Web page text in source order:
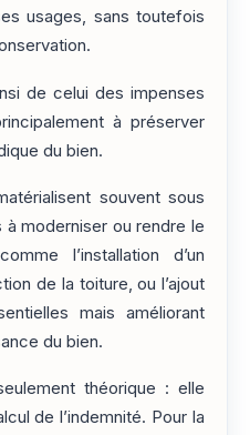
usages, sans toutefois
de celui des impenses
à préserver
du bien.
souvent sous
moderniser ou rendre le
l’installation d’un
de la toiture, ou l’ajout
mais améliorant
du bien.
théorique : elle
de l’indemnité. Pour la